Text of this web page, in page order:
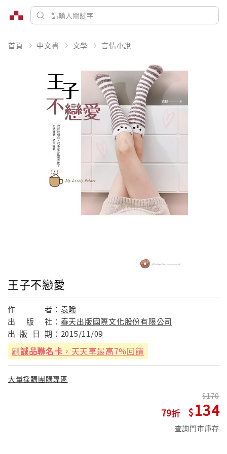
首頁 中文書 文學 言情小說
王子不戀愛
作 者： 袁晞
出
版 社： 春天出版國際文化股份有限公司
出 版 日 期： 2015/11/09
刷誠品聯名卡 ，天天享最高7%回饋
大量採購團購專區
79
170
134
查詢門市庫存